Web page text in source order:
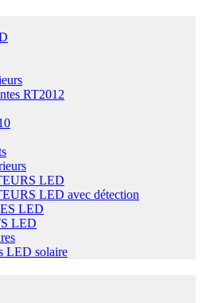
RT2012
LED
LED avec détection
LED
LED
LED solaire